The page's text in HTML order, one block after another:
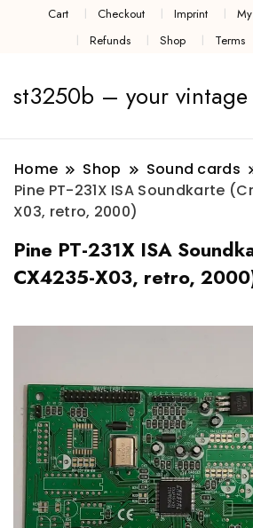
Cart Checkout Imprint
Refunds
Shop Terms
st3250b – your vintage
Home Shop Sound cards
Pine PT-231X ISA Soundkarte
X03, retro, 2000)
Pine PT-231X ISA
CX4235-X03, retro,